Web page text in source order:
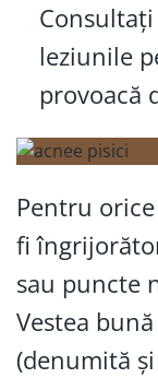
leziunile
provoacă
Pentru orice
fi
sau puncte
Vestea
(denumită și